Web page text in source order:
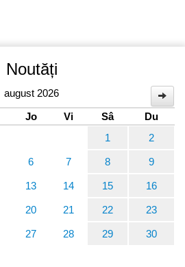
Noutăți
august 2026
Jo Vi Sâ
Du
1
2
6 7 8 9
13 14 15 16
20 21 22 23
27 28 29 30